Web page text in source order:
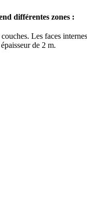
différentes zones :
Les faces
de 2 m.